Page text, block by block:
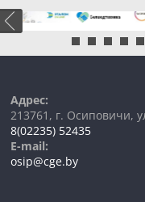
Адрес:
213761, г. Осиповичи,
8(02235) 52435
E-mail:
osip@cge.by